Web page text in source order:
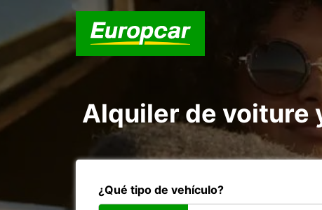
Alquiler de voiture
¿Qué tipo de vehículo?